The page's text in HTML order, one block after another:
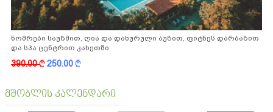
ნომრები საუზმით, ღია და დახურული აუზით, ფიტნეს დარბაზით
და სპა ცენტრით კახეთში
390.00k250.00k
მშობლის კალენდარი